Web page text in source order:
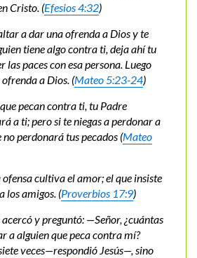
Cristo. (Efesios 4:32)
a dar una ofrenda a Dios y te
tiene algo contra ti, deja ahí tu
las paces con esa persona. Luego
a Dios. (Mateo 5:23-24)
pecan contra ti, tu Padre
a ti; pero si te niegas a perdonar a
perdonará tus pecados (Mateo
ofensa cultiva el amor; el que insiste
los amigos. (Proverbios 17:9)
acercó y preguntó: —Señor, ¿cuántas
a alguien que peca contra mí?
veces—respondió Jesús—, sino